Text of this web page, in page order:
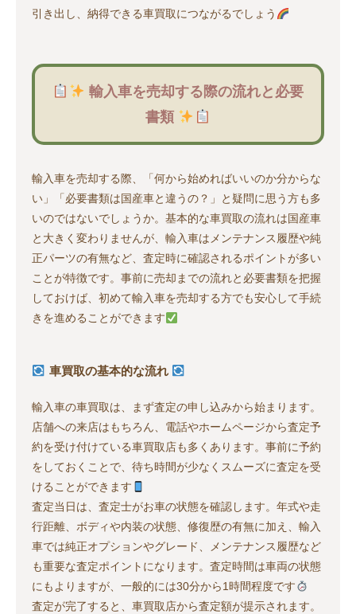
引き出し、納得できる車買取につながるでしょう
輸入車を売却する際の流れと必要
書類
輸入車を売却する際、「何から始めればいいのか分からな
い」「必要書類は国産車と違うの？」と疑問に思う方も多
いのではないでしょうか。基本的な車買取の流れは国産車
と大きく変わりませんが、輸入車はメンテナンス履歴や純
正パーツの有無など、査定時に確認されるポイントが多い
ことが特徴です。事前に売却までの流れと必要書類を把握
しておけば、初めて輸入車を売却する方でも安心して手続
きを進めることができます
車買取の基本的な流れ
輸入車の車買取は、まず査定の申し込みから始まります。
店舗への来店はもちろん、電話やホームページから査定予
約を受け付けている車買取店も多くあります。事前に予約
をしておくことで、待ち時間が少なくスムーズに査定を受
けることができます
査定当日は、査定士がお車の状態を確認します。年式や走
行距離、ボディや内装の状態、修復歴の有無に加え、輸入
車では純正オプションやグレード、メンテナンス履歴など
も重要な査定ポイントになります。査定時間は車両の状態
にもよりますが、一般的には30分から1時間程度です
査定が完了すると、車買取店から査定額が提示されます。